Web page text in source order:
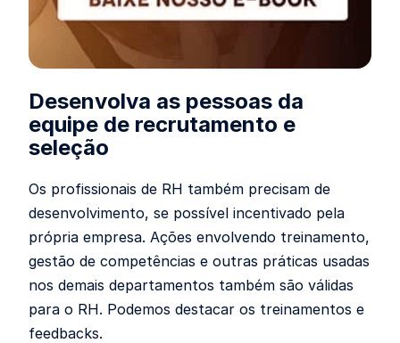
Desenvolva as pessoas da
equipe de recrutamento e
seleção
Os profissionais de RH também precisam de
desenvolvimento, se possível incentivado pela
própria empresa. Ações envolvendo treinamento,
gestão de competências e outras práticas usadas
nos demais departamentos também são válidas
para o RH. Podemos destacar os treinamentos e
feedbacks.